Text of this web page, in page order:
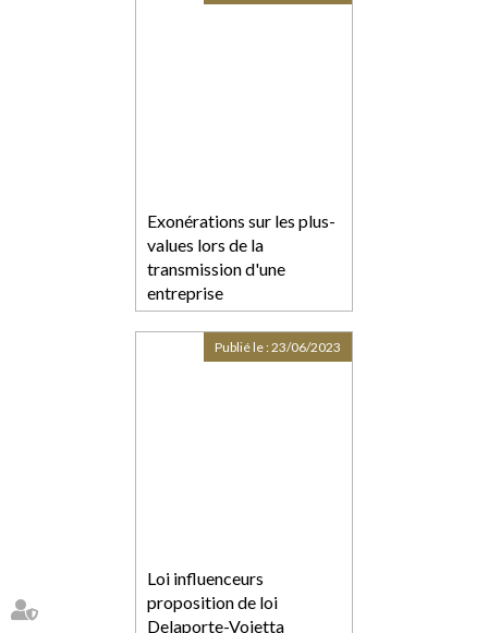
Exonérations sur les plus-
values lors de la
transmission d'une
entreprise
Loi influenceurs
proposition de loi
Delaporte-Vojetta
Publié le :23/06/2023